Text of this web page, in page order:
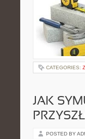
CATEGORIES:
JAK
POSTED BY